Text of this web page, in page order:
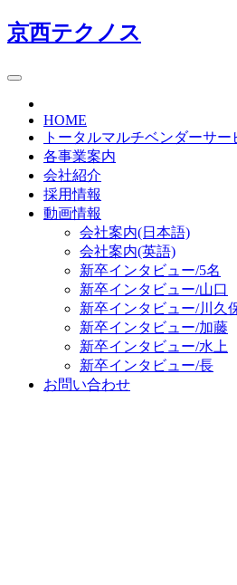
京西テクノス
HOME
トータルマルチベンダーサー
各事業案内
会社紹介
採用情報
動画情報
会社案内(日本語)
会社案内(英語)
新卒インタビュー/5名
新卒インタビュー/山口
新卒インタビュー/川久
新卒インタビュー/加藤
新卒インタビュー/水上
新卒インタビュー/長
お問い合わせ